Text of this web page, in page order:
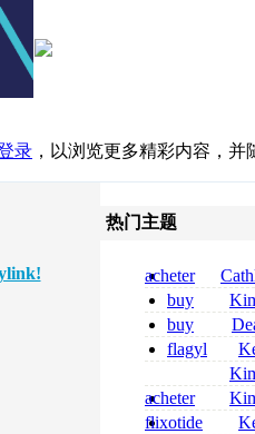
录 ，以浏览更多精彩内容，
热门主题
acheter
dapsone site
buy
zolpidem usa
buy
pregabalin
pregabalin
flagyl
online
bestellen
nolvadex
nolvadex
acheter
celebrex
flixotide